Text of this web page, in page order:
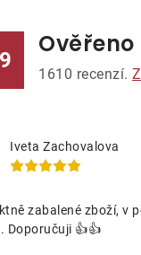
1610 recenzí.
Iveta Zachovalova
zabalené zboží, v
Doporučuji 👍👍